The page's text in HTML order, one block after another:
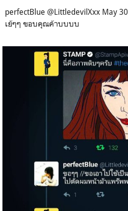
perfectBlue‏ @LittledevilXxx May 30
เย้ๆๆ ขอบคุณค้าบบบบ